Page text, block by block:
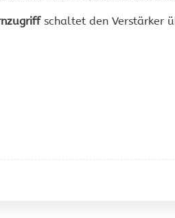
schaltet den Verstärker